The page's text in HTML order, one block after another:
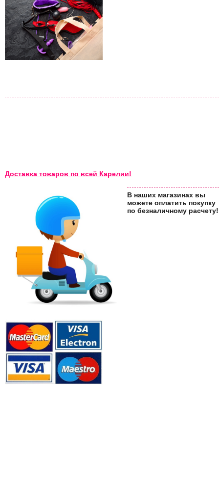
Доставка товаров по всей Карелии!
В наших магазинах вы
можете оплатить покупку
по безналичному расчету!